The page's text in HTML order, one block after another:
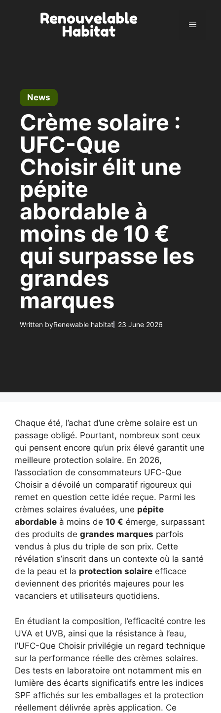
Menu
News
Crème solaire :
UFC-Que
Choisir élit une
pépite
abordable à
moins de 10 €
qui surpasse les
grandes
marques
Written byRenewable habitat 23 June 2026
Chaque été, l’achat d’une crème solaire est un
passage obligé. Pourtant, nombreux sont ceux
qui pensent encore qu’un prix élevé garantit une
meilleure protection solaire. En 2026,
l’association de consommateurs UFC-Que
Choisir a dévoilé un comparatif rigoureux qui
remet en question cette idée reçue. Parmi les
crèmes solaires évaluées, une pépite
abordable à moins de 10 € émerge, surpassant
des produits de grandes marques parfois
vendus à plus du triple de son prix. Cette
révélation s’inscrit dans un contexte où la santé
de la peau et la protection solaire efficace
deviennent des priorités majeures pour les
vacanciers et utilisateurs quotidiens.
En étudiant la composition, l’efficacité contre les
UVA et UVB, ainsi que la résistance à l’eau,
l’UFC-Que Choisir privilégie un regard technique
sur la performance réelle des crèmes solaires.
Des tests en laboratoire ont notamment mis en
lumière des écarts significatifs entre les indices
SPF affichés sur les emballages et la protection
réellement délivrée après application. Ce